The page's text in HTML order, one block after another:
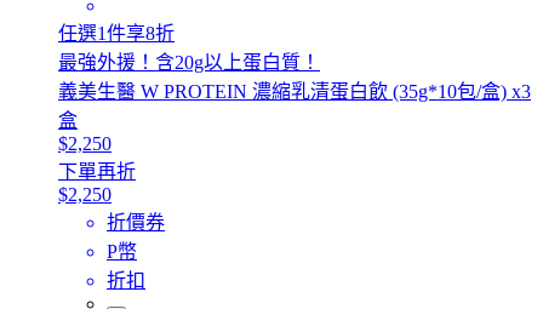
任選1件享8折
最強外援！含20g以上蛋白質！
義美生醫 W PROTEIN 濃縮乳清蛋白飲 (35g*10包/盒) x3
盒
$2,250
下單再折
$2,250
折價券
P幣
折扣